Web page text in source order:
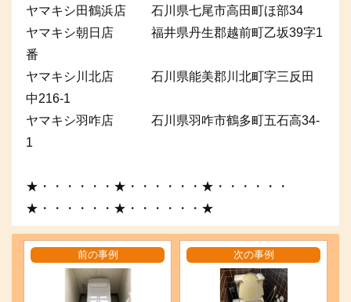
ヤマキシ田鶴浜店 石川県七尾市高田町ほ部34
ヤマキシ朝日店 福井県丹生郡越前町乙坂39字1
番
ヤマキシ川北店 石川県能美郡川北町字三反田
中216-1
ヤマキシ羽咋店 石川県羽咋市鶴多町五石高34-
1
★・・・・・・★・・・・・・★・・・・・・
★・・・・・・★・・・・・・★
前の事例 次の事例